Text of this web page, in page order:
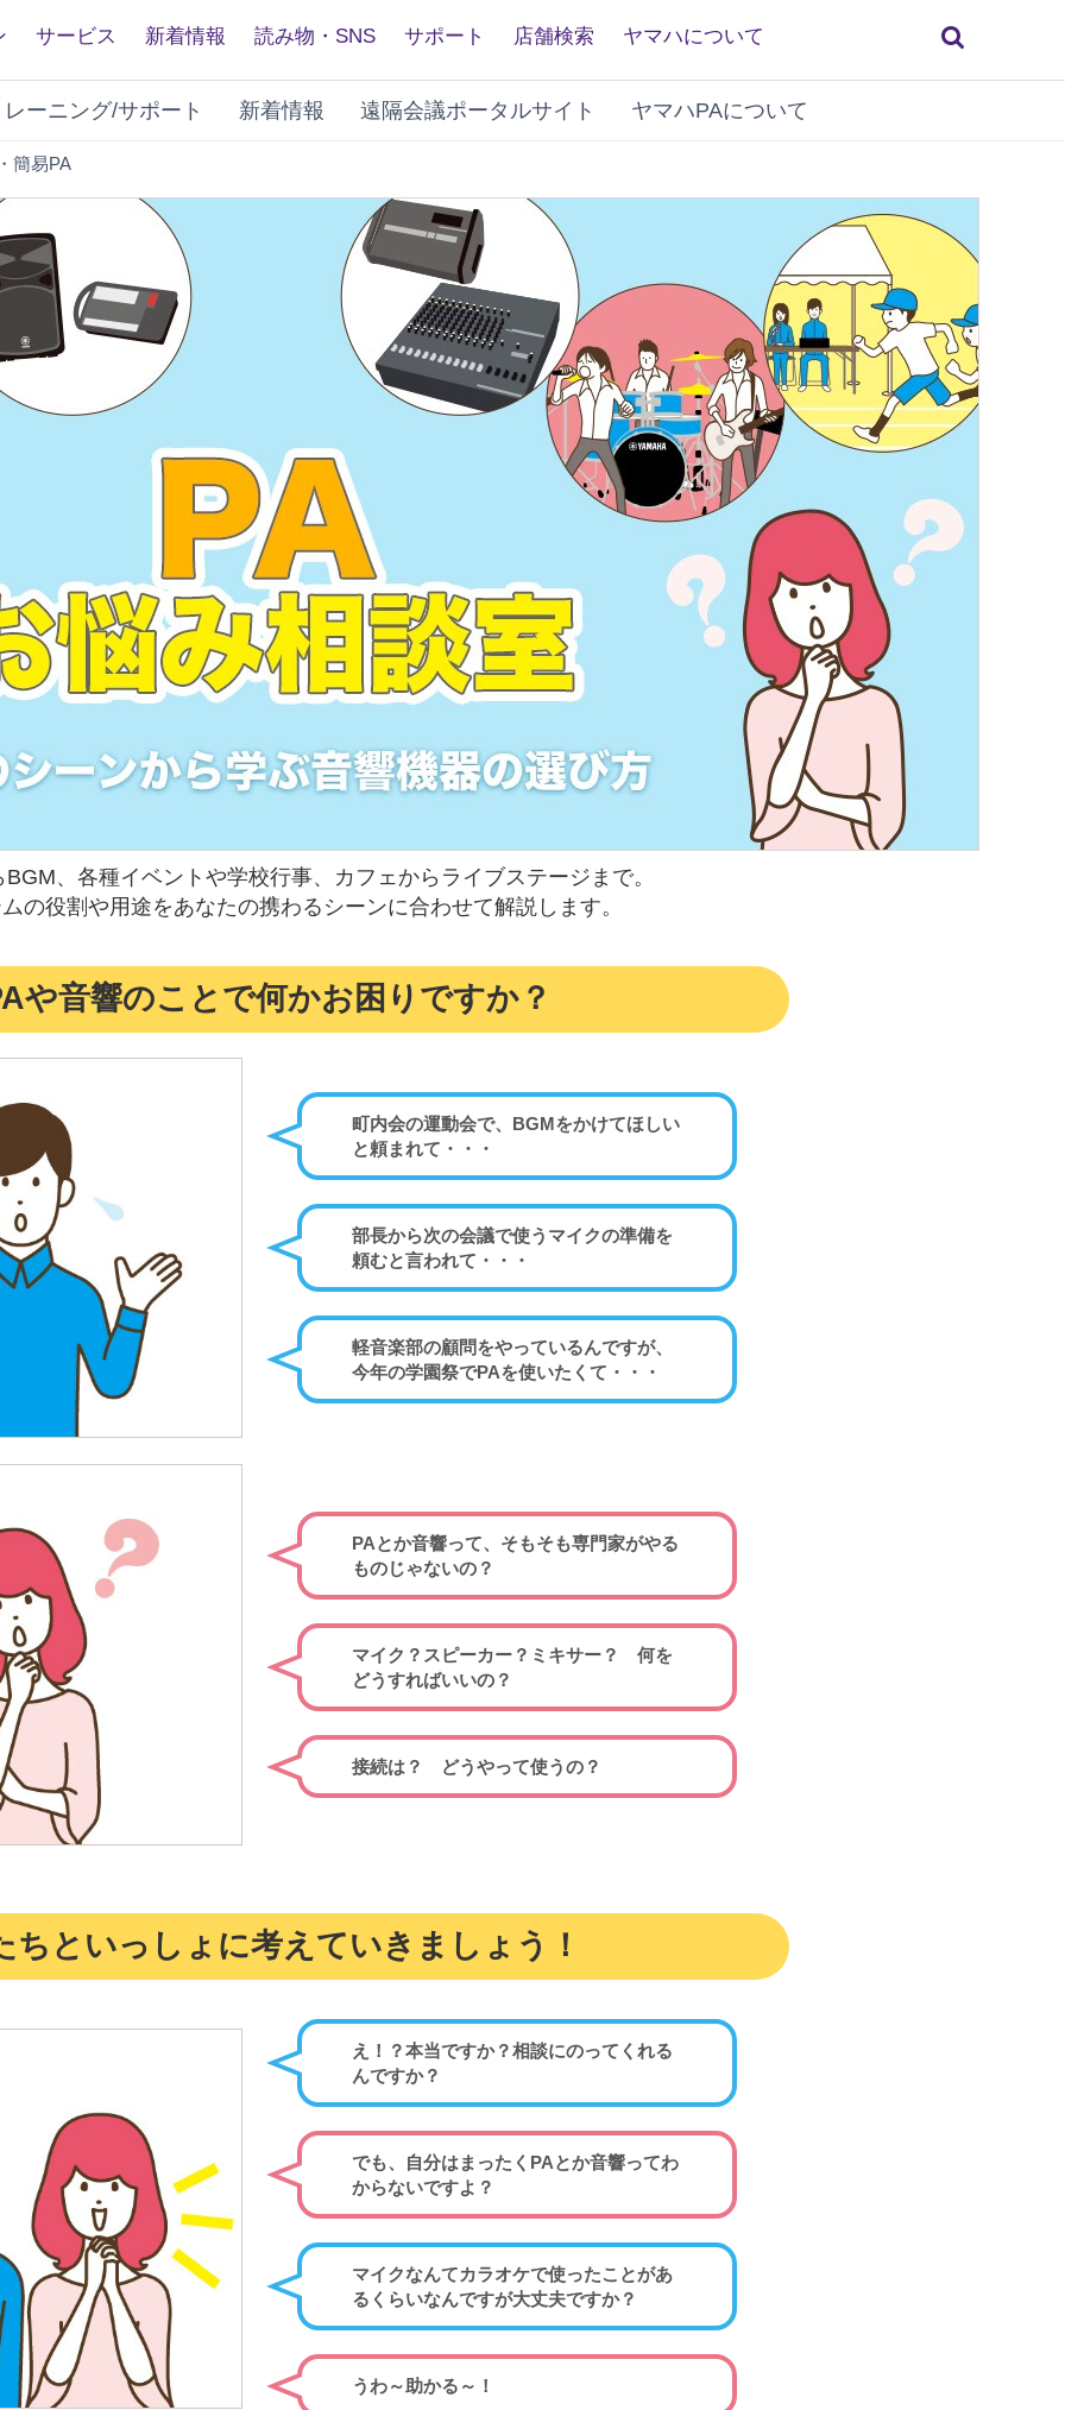
サービス 新着情報 読み物・SNS サポート 店舗検索 ヤマハについて
ーニング/サポート 新着情報 遠隔会議ポータルサイト ヤマハPAについて
簡易PA
談
室
、各種イベントや学校行事、カフェからライブステージまで。
の役割や用途をあなたの携わるシーンに合わせて解説します。
や音響のことで何かお困りですか？
町内会の運動会で、BGMをかけてほしい
と頼まれて・・・
部長から次の会議で使うマイクの準備を
頼むと言われて・・・
軽音楽部の顧問をやっているんですが、
今年の学園祭でPAを使いたくて・・・
PAとか音響って、そもそも専門家がやる
ものじゃないの？
マイク？スピーカー？ミキサー？ 何を
どうすればいいの？
接続は？ どうやって使うの？
ちといっしょに考えていきましょう！
え！？本当ですか？相談にのってくれる
んですか？
でも、自分はまったくPAとか音響ってわ
からないですよ？
マイクなんてカラオケで使ったことがあ
るくらいなんですが大丈夫ですか？
うわ～助かる～！